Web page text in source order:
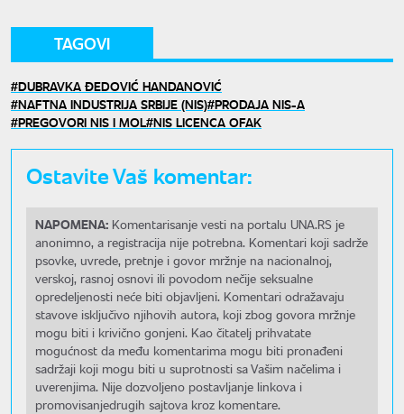
TAGOVI
DUBRAVKA ĐEDOVIĆ HANDANOVIĆ
NAFTNA INDUSTRIJA SRBIJE (NIS) PRODAJA NIS-A
PREGOVORI NIS I MOL NIS LICENCA OFAK
Ostavite Vaš komentar:
NAPOMENA: Komentarisanje vesti na portalu UNA.RS je
anonimno, a registracija nije potrebna. Komentari koji sadrže
psovke, uvrede, pretnje i govor mržnje na nacionalnoj,
verskoj, rasnoj osnovi ili povodom nečije seksualne
opredeljenosti neće biti objavljeni. Komentari odražavaju
stavove isključivo njihovih autora, koji zbog govora mržnje
mogu biti i krivično gonjeni. Kao čitatelj prihvatate
mogućnost da među komentarima mogu biti pronađeni
sadržaji koji mogu biti u suprotnosti sa Vašim načelima i
uverenjima. Nije dozvoljeno postavljanje linkova i
promovisanjedrugih sajtova kroz komentare.